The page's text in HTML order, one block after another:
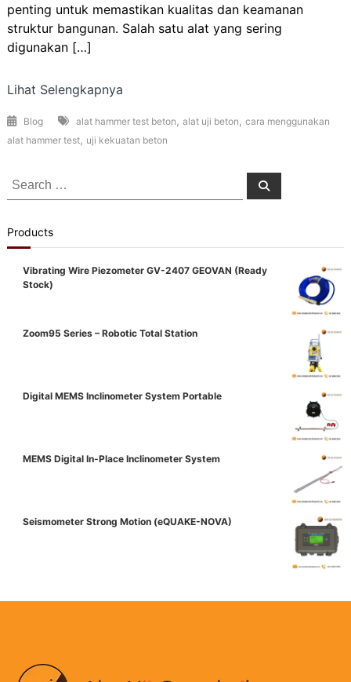
penting untuk memastikan kualitas dan keamanan
struktur bangunan. Salah satu alat yang sering
digunakan […]
Lihat Selengkapnya
Blog alat hammer test beton , alat uji beton , cara menggunakan
alat hammer test, uji kekuatan beton
Search
for:
Search
Products
Vibrating Wire Piezometer GV-2407 GEOVAN (Ready
Stock)
Zoom95 Series – Robotic Total Station
Digital MEMS Inclinometer System Portable
MEMS Digital In-Place Inclinometer System
Seismometer Strong Motion (eQUAKE-NOVA)